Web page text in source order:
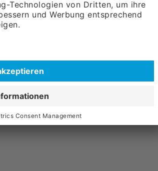
886,75
ohne MwSt., zzgl.Versandkosten
in den Warenkorb